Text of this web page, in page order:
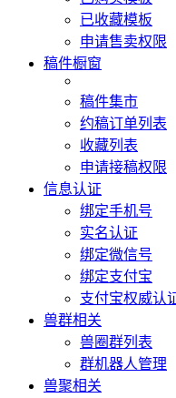
已收藏模板
申请售卖权限
稿件橱窗
稿件集市
约稿订单列表
收藏列表
申请接稿权限
信息认证
绑定手机号
实名认证
绑定微信号
绑定支付宝
支付宝权威认
兽群相关
兽圈群列表
群机器人管理
兽聚相关